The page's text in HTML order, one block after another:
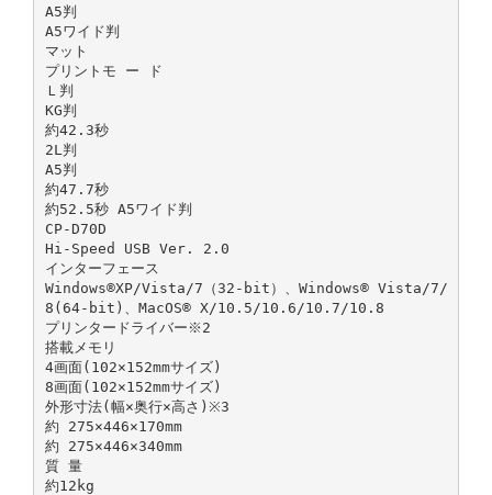
A5判
A5ワイド判
マット
プリントモ ー ド
Ｌ判
KG判
約42.3秒
2L判
A5判
約47.7秒
約52.5秒 A5ワイド判
CP-D70D
Hi-Speed USB Ver. 2.0
インターフェース
Windows®XP/Vista/7（32-bit）、Windows® Vista/7/
8(64-bit)、MacOS® X/10.5/10.6/10.7/10.8
プリンタードライバー※2
搭載メモリ
4画面(102×152mmサイズ)
8画面(102×152mmサイズ)
外形寸法(幅×奥行×高さ)※3
約 275×446×170mm
約 275×446×340mm
質 量
約12kg